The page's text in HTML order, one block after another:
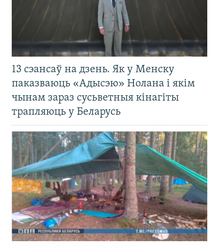
13 сэансаў на дзень. Як у Менску
паказваюць «Адысэю» Нолана і якім
чынам зараз сусьветныя кінагіты
трапляюць у Беларусь